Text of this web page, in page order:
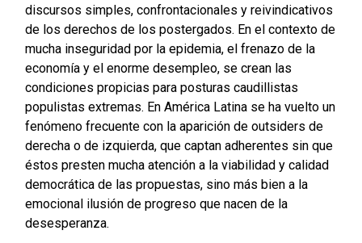
discursos simples, confrontacionales y reivindicativos
de los derechos de los postergados. En el contexto de
mucha inseguridad por la epidemia, el frenazo de la
economía y el enorme desempleo, se crean las
condiciones propicias para posturas caudillistas
populistas extremas. En América Latina se ha vuelto un
fenómeno frecuente con la aparición de outsiders de
derecha o de izquierda, que captan adherentes sin que
éstos presten mucha atención a la viabilidad y calidad
democrática de las propuestas, sino más bien a la
emocional ilusión de progreso que nacen de la
desesperanza.